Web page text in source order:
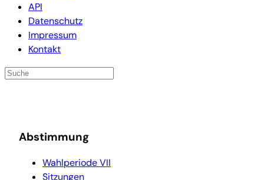
API
Datenschutz
Impressum
Kontakt
Abstimmung
Wahlperiode VII
Sitzungen